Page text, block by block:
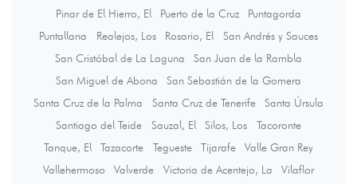
Pinar de El Hierro, El
Puerto de la Cruz
Puntagorda
Puntallana
Realejos, Los Rosario, El
San Andrés y Sauces
San Cristóbal de La Laguna
San Juan de la Rambla
San Miguel de Abona
San Sebastián de la Gomera
Santa Cruz de la Palma
Santa Cruz de Tenerife
Santa Úrsula
Santiago del Teide
Sauzal, El Silos, Los
Tacoronte
Tanque, El
Tazacorte Tegueste Tijarafe
Valle Gran Rey
Vallehermoso
Valverde Victoria de Acentejo, La
Vilaflor